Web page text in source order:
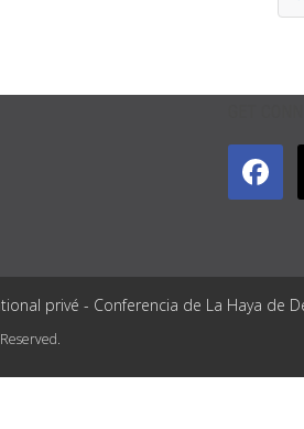
privé - Conferencia de La Haya de